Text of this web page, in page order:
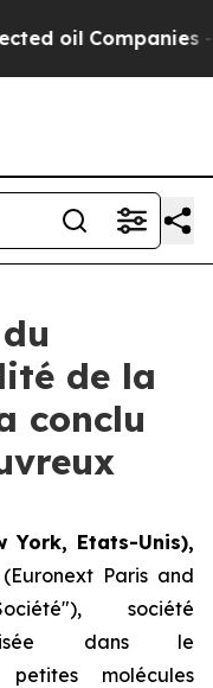
— not
de la
conclu
York, Etats-Unis),
Paris and
société
dans le
molécules